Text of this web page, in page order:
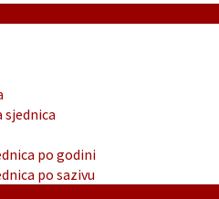
sjednica
po godini
po sazivu